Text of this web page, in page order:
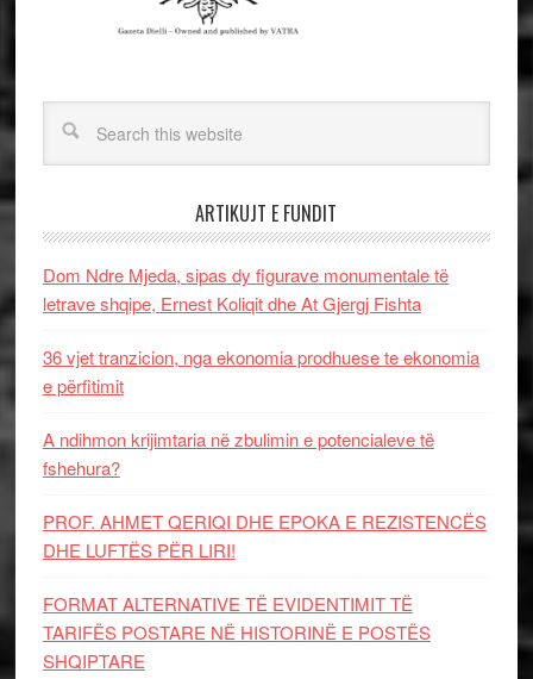
ARTIKUJT E FUNDIT
Dom Ndre Mjeda, sipas dy figurave monumentale të
letrave shqipe, Ernest Koliqit dhe At Gjergj Fishta
36 vjet tranzicion, nga ekonomia prodhuese te ekonomia
e përfitimit
A ndihmon krijimtaria në zbulimin e potencialeve të
fshehura?
PROF. AHMET QERIQI DHE EPOKA E REZISTENCЁS
DHE LUFTЁS PЁR LIRI!
FORMAT ALTERNATIVE TË EVIDENTIMIT TË
TARIFËS POSTARE NË HISTORINË E POSTËS
SHQIPTARE